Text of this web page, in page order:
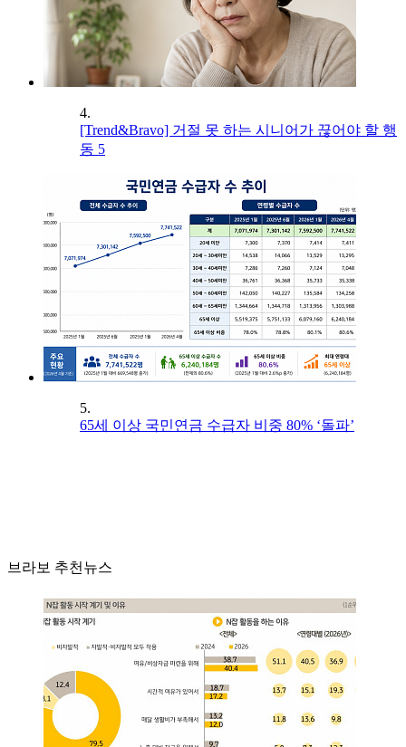
4.
[Trend&Bravo] 거절 못 하는 시니어가 끊어야 할 행
동 5
5.
65세 이상 국민연금 수급자 비중 80% ‘돌파’
브라보 추천뉴스